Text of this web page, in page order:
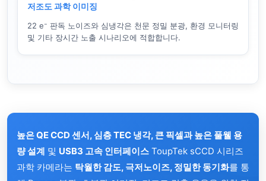
저조도 과학 이미징
22 e⁻ 판독 노이즈와 심냉각은 천문 정밀 분광, 환경 모니터링
및 기타 장시간 노출 시나리오에 적합합니다.
높은 QE CCD 센서, 심층 TEC 냉각, 큰 픽셀과 높은 풀웰 용
량 설계 및 USB3 고속 인터페이스 ToupTek sCCD 시리즈
과학 카메라는 탁월한 감도, 극저노이즈, 정밀한 동기화를 통